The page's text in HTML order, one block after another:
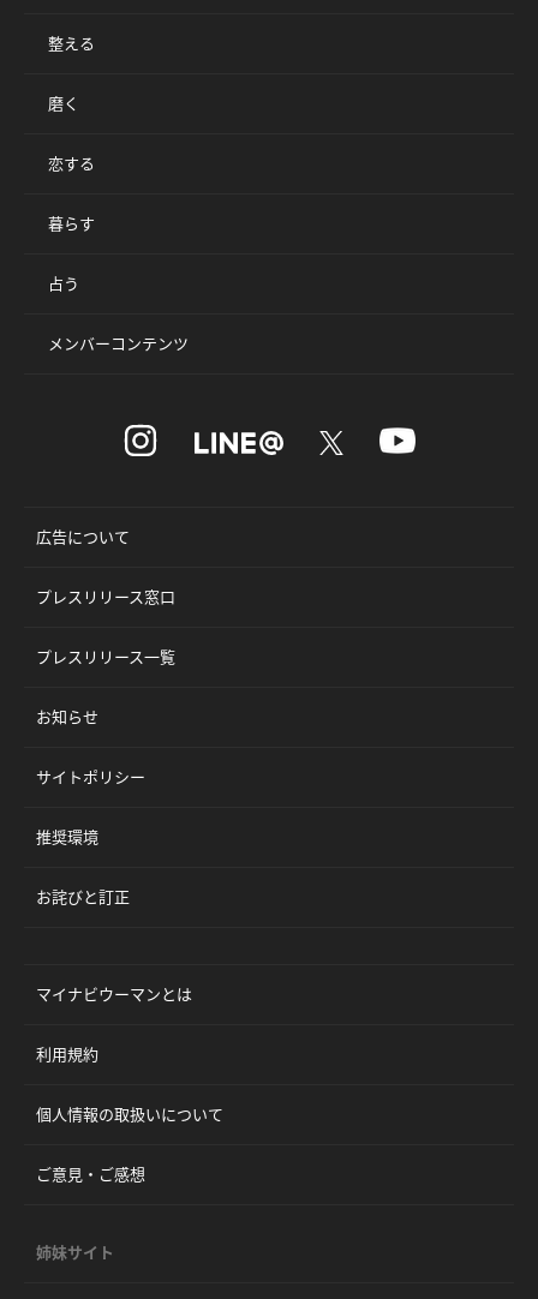
整える
磨く
恋する
暮らす
占う
メンバーコンテンツ
広告について
プレスリリース窓口
プレスリリース一覧
お知らせ
サイトポリシー
推奨環境
お詫びと訂正
マイナビウーマンとは
利用規約
個人情報の取扱いについて
ご意見・ご感想
姉妹サイト